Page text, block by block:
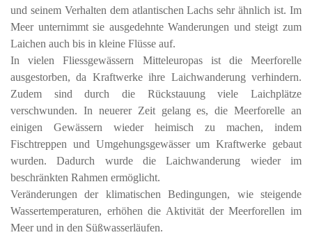
und seinem Verhalten dem atlantischen Lachs sehr ähnlich ist. Im
Meer unternimmt sie ausgedehnte Wanderungen und steigt zum
Laichen auch bis in kleine Flüsse auf.
In vielen Fliessgewässern Mitteleuropas ist die Meerforelle
ausgestorben, da Kraftwerke ihre Laichwanderung verhindern.
Zudem sind durch die Rückstauung viele Laichplätze
verschwunden. In neuerer Zeit gelang es, die Meerforelle an
einigen Gewässern wieder heimisch zu machen, indem
Fischtreppen und Umgehungsgewässer um Kraftwerke gebaut
wurden. Dadurch wurde die Laichwanderung wieder im
beschränkten Rahmen ermöglicht.
Veränderungen der klimatischen Bedingungen, wie steigende
Wassertemperaturen, erhöhen die Aktivität der Meerforellen im
Meer und in den Süßwasserläufen.